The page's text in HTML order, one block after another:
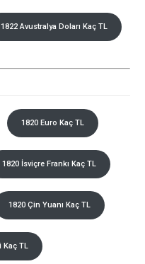
1822 Avustralya Doları Kaç TL
1820 Euro Kaç TL
1820 İsviçre Frankı Kaç TL
1820 Çin Yuanı Kaç TL
Kaç TL